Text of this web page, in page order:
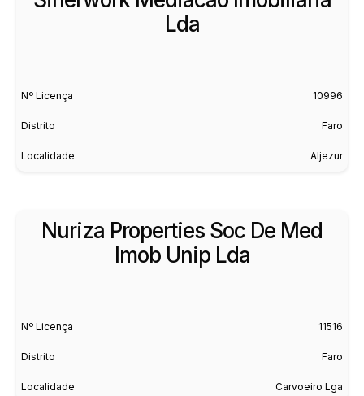
Lda
Nº Licença 10996
Distrito Faro
Localidade Aljezur
Nuriza Properties Soc De Med
Imob Unip Lda
Nº Licença 11516
Distrito Faro
Localidade Carvoeiro Lga